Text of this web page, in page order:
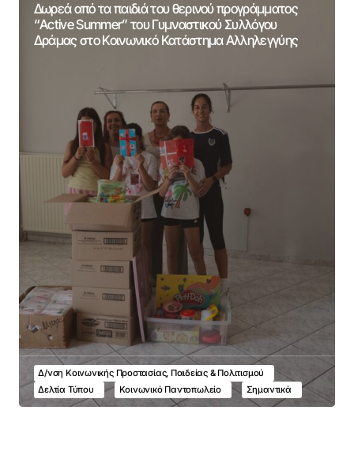
Δωρεά από τα παιδιά του θερινού προγράμματος
“Active Summer” του Γυμναστικού Συλλόγου
Δράμας στο Κοινωνικό Κατάστημα Αλληλεγγύης
Δ/νση Κοινωνικής Προστασίας, Παιδείας & Πολιτισμού
Δελτία Τύπου
Κοινωνικό Παντοπωλείο Σημαντικά